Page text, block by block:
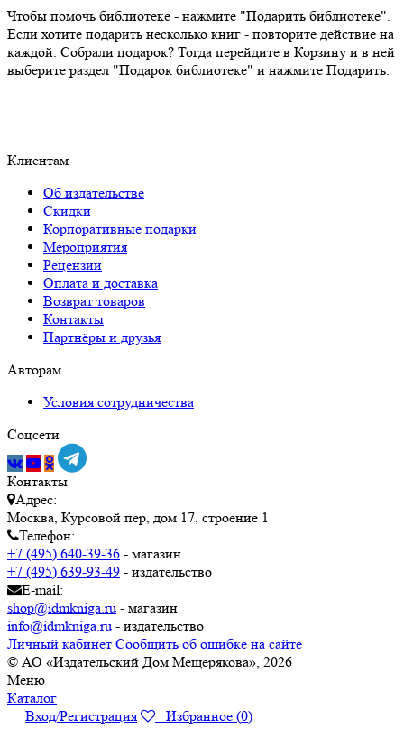
Чтобы помочь библиотеке - нажмите "Подарить библиотеке".
Если хотите подарить несколько книг - повторите действие на
каждой. Собрали подарок? Тогда перейдите в Корзину и в ней
выберите раздел "Подарок библиотеке" и нажмите Подарить.
Клиентам
Об издательстве
Скидки
Корпоративные подарки
Мероприятия
Рецензии
Оплата и доставка
Возврат товаров
Контакты
Партнёры и друзья
Авторам
Условия сотрудничества
Соцсети
Контакты
Адрес:
Москва, Курсовой пер, дом 17, строение 1
Телефон:
+7 (495) 640-39-36 - магазин
+7 (495) 639-93-49 - издательство
E-mail:
shop@idmkniga.ru - магазин
info@idmkniga.ru - издательство
Личный кабинет Сообщить об ошибке на сайте
© АО «Издательский Дом Мещерякова», 2026
Меню
Каталог
Вход/Регистрация
Избранное (0)